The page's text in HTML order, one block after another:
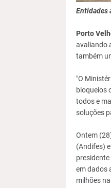
Entidades
Porto
avaliando
também
"O
bloqueios
todos e
soluções
Ontem
(Andifes)
em dados
milhões